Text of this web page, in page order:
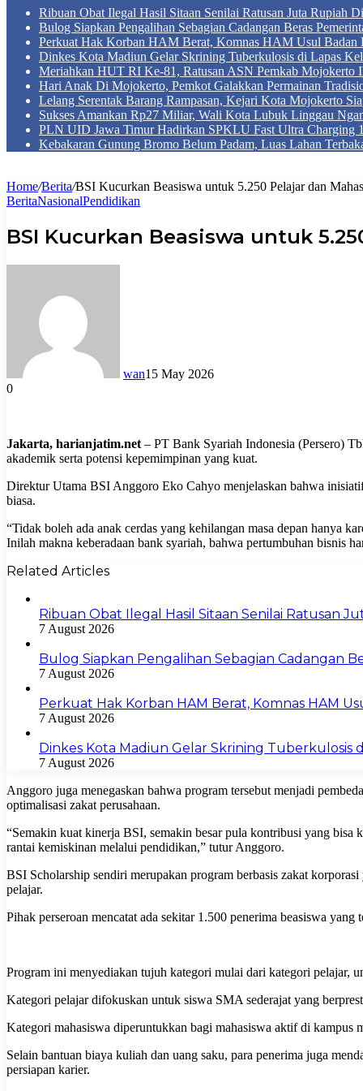
Ribuan Obat Ilegal Hasil Sitaan Senilai Ratusan Juta Rupiah
Bulog Siapkan Pengalihan Sebagian Cadangan Beras
Perkuat Hak Korban HAM Berat, Komnas HAM Usul Badan
Dinkes Kota Madiun Gelar Skrining Tuberkulosis di Lapas
Meriahkan HUT RI Ke-81, Ratusan ASN Pemkab Mojokerto
Hari Anak Di Mojokerto, Pemkot Galakkan Permainan
Lelang Serentak Barang Rampasan, Kejari Kota Mojokerto
Sukses Amankan Rp27 Miliar, Wali Kota Lubuk Linggau
PLN UID Jawa Timur Hadirkan SPKLU Fast Ultra Charging
Kebakaran Gunung Bromo Belum Padam, Luas Lahan
Home/Berita/BSI Kucurkan Beasiswa untuk 5.250 Pelajar dan
BeritaNasionalPendidikan
BSI Kucurkan Beasiswa untuk
wan15 May 2026
0
Jakarta, harianjatim.net – PT Bank Syariah Indonesia (Persero)
akademik serta potensi kepemimpinan yang kuat.
Direktur Utama BSI Anggoro Eko Cahyo menjelaskan bahwa
biasa.
“Tidak boleh ada anak cerdas yang kehilangan masa depan hanya
Inilah makna keberadaan bank syariah, bahwa pertumbuhan bisnis
Related Articles
Ribuan Obat Ilegal Hasil Sitaan Senilai Ratusan
7 August 2026
Bulog Siapkan Pengalihan Sebagian Cadangan
7 August 2026
Perkuat Hak Korban HAM Berat, Komnas HAM
7 August 2026
Dinkes Kota Madiun Gelar Skrining Tuberkulosis
7 August 2026
Anggoro juga menegaskan bahwa program tersebut menjadi
optimalisasi zakat perusahaan.
“Semakin kuat kinerja BSI, semakin besar pula kontribusi yang bisa
rantai kemiskinan melalui pendidikan,” tutur Anggoro.
BSI Scholarship sendiri merupakan program berbasis zakat
pelajar.
Pihak perseroan mencatat ada sekitar 1.500 penerima beasiswa
Program ini menyediakan tujuh kategori mulai dari kategori pelajar,
Kategori pelajar difokuskan untuk siswa SMA sederajat yang
Kategori mahasiswa diperuntukkan bagi mahasiswa aktif di
Selain bantuan biaya kuliah dan uang saku, para penerima juga
persiapan karier.